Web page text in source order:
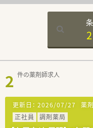
2
2 件の薬剤師求人
更新日： 2026/07/27 薬
正社員
調剤薬局